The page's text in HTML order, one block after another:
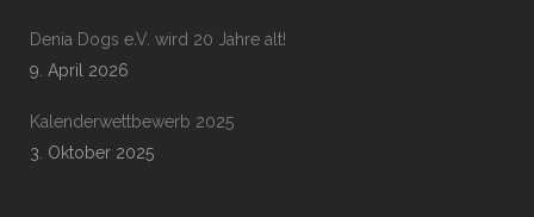
Denia Dogs e.V. wird 20 Jahre alt!
9. April 2026
Kalenderwettbewerb 2025
3. Oktober 2025